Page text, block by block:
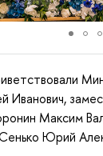
Иванович,
Максим
Юрий